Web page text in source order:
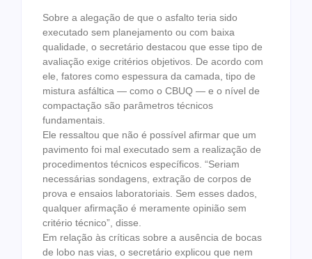
Sobre a alegação de que o asfalto teria sido
executado sem planejamento ou com baixa
qualidade, o secretário destacou que esse tipo de
avaliação exige critérios objetivos. De acordo com
ele, fatores como espessura da camada, tipo de
mistura asfáltica — como o CBUQ — e o nível de
compactação são parâmetros técnicos
fundamentais.
Ele ressaltou que não é possível afirmar que um
pavimento foi mal executado sem a realização de
procedimentos técnicos específicos. “Seriam
necessárias sondagens, extração de corpos de
prova e ensaios laboratoriais. Sem esses dados,
qualquer afirmação é meramente opinião sem
critério técnico”, disse.
Em relação às críticas sobre a ausência de bocas
de lobo nas vias, o secretário explicou que nem